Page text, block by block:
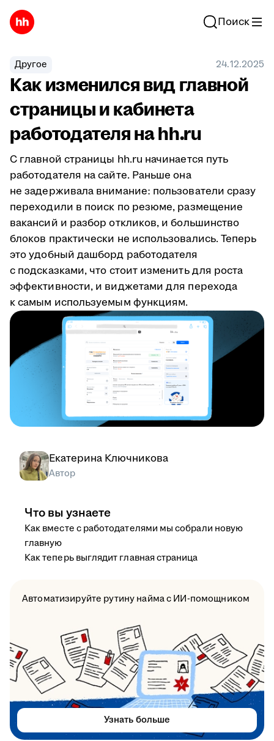
Поиск
Другое 24.12.2025
Как изменился вид главной
страницы и кабинета
работодателя на hh.ru
C главной страницы hh.ru начинается путь
работодателя на сайте. Раньше она
не задерживала внимание: пользователи сразу
переходили в поиск по резюме, размещение
вакансий и разбор откликов, и большинство
блоков практически не использовались. Теперь
это удобный дашборд работодателя
с подсказками, что стоит изменить для роста
эффективности, и виджетами для перехода
к самым используемым функциям.
Екатерина Ключникова
Автор
Что вы узнаете
Как вместе с работодателями мы собрали новую
главную
Как теперь выглядит главная страница
Автоматизируйте рутину найма с ИИ-помощником
Узнать больше